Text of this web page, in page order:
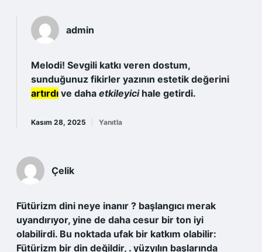
admin
Melodi! Sevgili katkı veren dostum,
sunduğunuz fikirler yazının estetik değerini
artırdı ve daha etkileyicihale getirdi.
Kasım 28, 2025 Yanıtla
Çelik
Fütürizm dini neye inanır ? başlangıcı merak
uyandırıyor, yine de daha cesur bir ton iyi
olabilirdi. Bu noktada ufak bir katkım olabilir:
Fütürizm bir din değildir, . yüzyılın başlarında